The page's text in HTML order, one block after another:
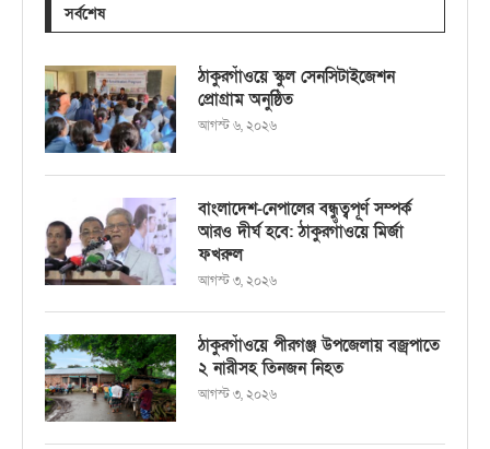
সর্বশেষ
ঠাকুরগাঁওয়ে স্কুল সেনসিটাইজেশন
প্রোগ্রাম অনুষ্ঠিত
আগস্ট ৬, ২০২৬
বাংলাদেশ-নেপালের বন্ধুত্বপূর্ণ সম্পর্ক
আরও দীর্ঘ হবে: ঠাকুরগাঁওয়ে মির্জা
ফখরুল
আগস্ট ৩, ২০২৬
ঠাকুরগাঁওয়ে পীরগঞ্জ উপজেলায় বজ্রপাতে
২ নারীসহ তিনজন নিহত
আগস্ট ৩, ২০২৬